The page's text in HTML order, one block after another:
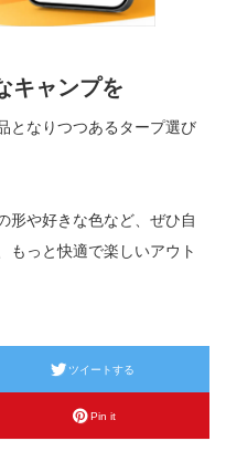
キャンプを
となりつつあるタープ選び
形や好きな色など、ぜひ自
もっと快適で楽しいアウト
ツイートする
Pin it